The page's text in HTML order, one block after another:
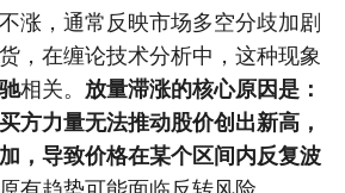
涨，通常反映市场多空分歧加剧
，在缠论技术分析中，这种现象
相关。 放量滞涨的核心原因是：
方力量无法推动股价创出新高，
，导致价格在某个区间内反复波